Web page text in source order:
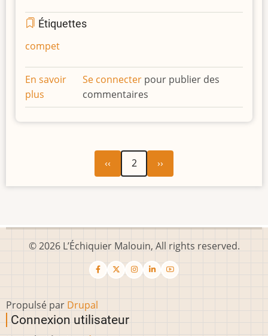
Étiquettes
compet
En savoir
plus
Résultats
contrastés
Régional
Se connecterpour publier des
commentaires
précédente
‹‹ 2
suivante
››
© 2026 L’Échiquier Malouin, All rights reserved.
Propulsé par Drupal
Connexion utilisateur